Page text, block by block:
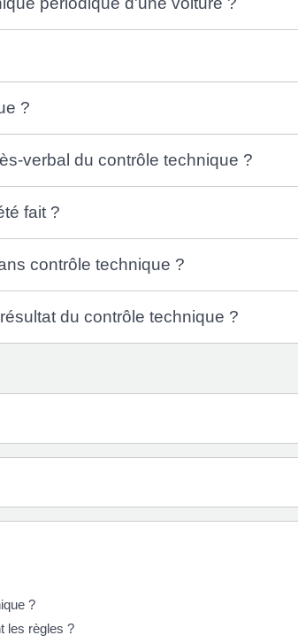
?
verbal du contrôle technique ?
fait ?
contrôle technique ?
du contrôle technique ?
?
les règles ?